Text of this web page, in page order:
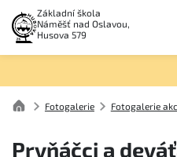
Základní škola
Náměšť nad Oslavou,
Husova 579
Fotogalerie Fotogalerie
Prvňáčci a